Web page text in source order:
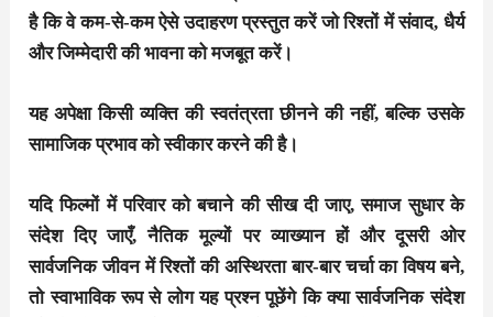
है कि वे कम-से-कम ऐसे उदाहरण प्रस्तुत करें जो रिश्तों में संवाद, धैर्य
और जिम्मेदारी की भावना को मजबूत करें।
यह अपेक्षा किसी व्यक्ति की स्वतंत्रता छीनने की नहीं, बल्कि उसके
सामाजिक प्रभाव को स्वीकार करने की है।
यदि फिल्मों में परिवार को बचाने की सीख दी जाए, समाज सुधार के
संदेश दिए जाएँ, नैतिक मूल्यों पर व्याख्यान हों और दूसरी ओर
सार्वजनिक जीवन में रिश्तों की अस्थिरता बार-बार चर्चा का विषय बने,
तो स्वाभाविक रूप से लोग यह प्रश्न पूछेंगे कि क्या सार्वजनिक संदेश